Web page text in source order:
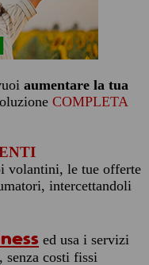
aumentare la tua
COMPLETA
volantini, le tue offerte
intercettandoli
ed usa i servizi
senza costi fissi